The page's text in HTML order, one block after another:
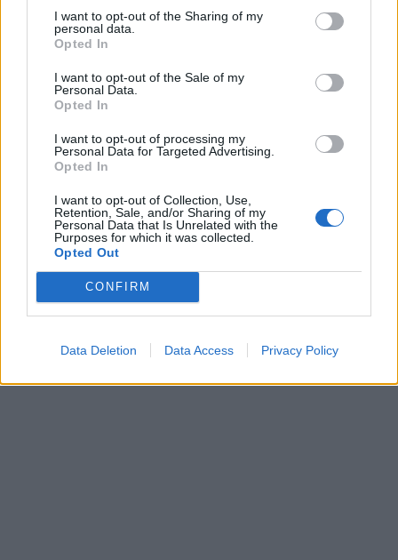
I want to opt-out of the Sharing of my
personal data.
Opted In
I want to opt-out of the Sale of my
Personal Data.
Opted In
I want to opt-out of processing my
Personal Data for Targeted Advertising.
Opted In
I want to opt-out of Collection, Use,
Retention, Sale, and/or Sharing of my
Personal Data that Is Unrelated with the
Purposes for which it was collected.
Opted Out
CONFIRM
Data Deletion Data Access Privacy Policy
Klaipėda savaitei taps
Europos jūrinio buriavimo
sostine(1)
Savaitgalį Klaipėdoje -
daug sporto: veiksmas
miesto vietose
Sportas
Rimas Kurtinaitis
paskelbė Lietuvos
rinktinės kandidatus:
sąraše - du klaipėdiečiai
Sportas
žiemos paralimpinių